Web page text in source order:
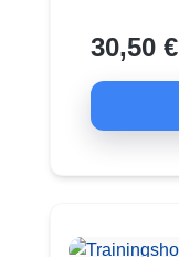
30,50 €